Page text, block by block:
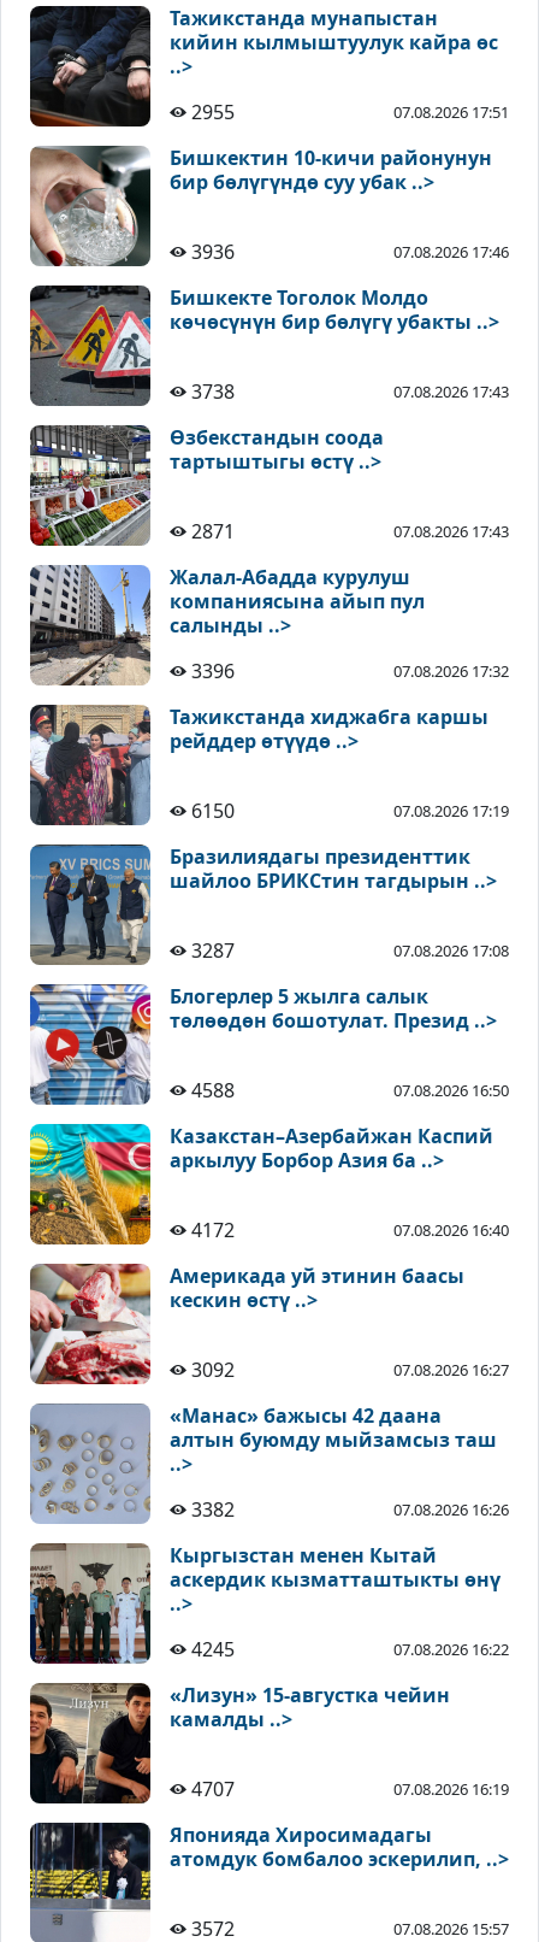
Тажикстанда мунапыстан
кийин кылмыштуулук кайра өс
..>
2955
07.08.2026 17:51
Бишкектин 10-кичи районунун
бир бөлүгүндө суу убак ..>
3936 07.08.2026 17:46
Бишкекте Тоголок Молдо
көчөсүнүн бир бөлүгү убакты ..>
3738 07.08.2026 17:43
Өзбекстандын соода
тартыштыгы өстү ..>
2871 07.08.2026 17:43
Жалал-Абадда курулуш
компаниясына айып пул
салынды ..>
3396
07.08.2026 17:32
Тажикстанда хиджабга каршы
рейддер өтүүдө ..>
6150 07.08.2026 17:19
Бразилиядагы президенттик
шайлоо БРИКСтин тагдырын ..>
3287 07.08.2026 17:08
Блогерлер 5 жылга салык
төлөөдөн бошотулат. Презид ..>
4588 07.08.2026 16:50
Казакстан–Азербайжан Каспий
аркылуу Борбор Азия ба ..>
4172 07.08.2026 16:40
Америкада уй этинин баасы
кескин өстү ..>
3092 07.08.2026 16:27
«Манас» бажысы 42 даана
алтын буюмду мыйзамсыз таш
..>
3382
07.08.2026 16:26
Кыргызстан менен Кытай
аскердик кызматташтыкты өнү
..>
4245
07.08.2026 16:22
«Лизун» 15-августка чейин
камалды ..>
4707 07.08.2026 16:19
Японияда Хиросимадагы
атомдук бомбалоо эскерилип, ..>
3572 07.08.2026 15:57